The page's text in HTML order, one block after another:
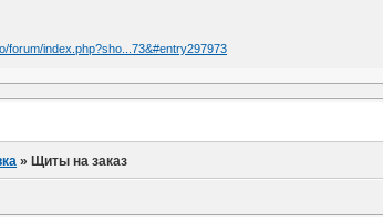
forum/index.php?sho...73&#entry297973
»Щиты на заказ